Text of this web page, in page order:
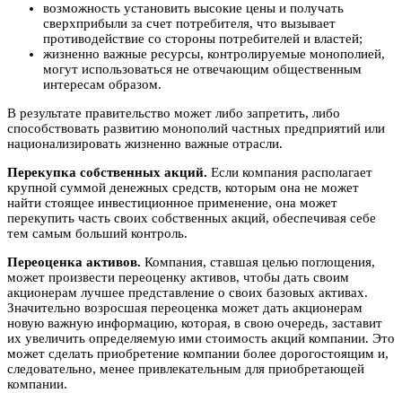
возможность установить высокие цены и получать
сверхприбыли за счет потребителя, что вызывает
противодействие со стороны потребителей и властей;
жизненно важные ресурсы, контролируемые монополией,
могут использоваться не отвечающим общественным
интересам образом.
В результате правительство может либо запретить, либо
способствовать развитию монополий частных предприятий или
национализировать жизненно важные отрасли.
Перекупка собственных акций. Если компания располагает
крупной суммой денежных средств, которым она не может
найти стоящее инвестиционное применение, она может
перекупить часть своих собственных акций, обеспечивая себе
тем самым больший контроль.
Переоценка активов. Компания, ставшая целью поглощения,
может произвести переоценку активов, чтобы дать своим
акционерам лучшее представление о своих базовых активах.
Значительно возросшая переоценка может дать акционерам
новую важную информацию, которая, в свою очередь, заставит
их увеличить определяемую ими стоимость акций компании. Это
может сделать приобретение компании более дорогостоящим и,
следовательно, менее привлекательным для приобретающей
компании.